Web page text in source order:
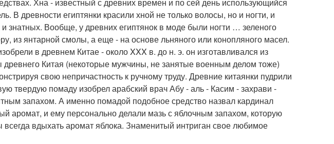
В древности египтянки красили хной не только волосы, но и ногти, и
знатных. Вообще, у древних египтянок в моде были ногти … зеленого
из янтарной смолы, а еще - на основе льняного или конопляного масел.
в древнем Китае - около XXX в. до н. э. он изготавливался из
Китая (некоторые мужчины, не занятые военным делом тоже)
свою непричастность к ручному труду. Древние китаянки пудрили
твердую помаду изобрел арабский врач Абу - аль - Касим - захрави -
запахом. А именно помадой подобное средство назвал кардинал
аромат, и ему персонально делали мазь с яблочным запахом, которую
всегда вдыхать аромат яблока. Знаменитый интриган свое любимое